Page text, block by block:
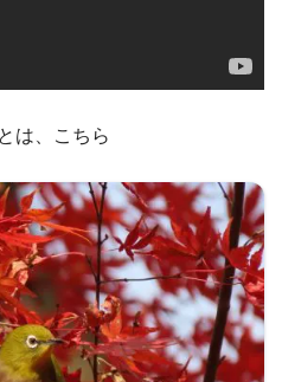
は、こちら